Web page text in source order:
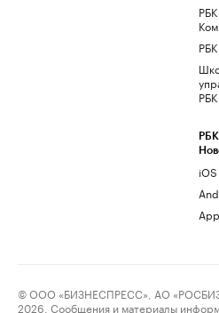
РБК
РБК
РБК
iOS
© ООО «БИЗНЕСПРЕСС», АО
2026. Сообщения и материалы